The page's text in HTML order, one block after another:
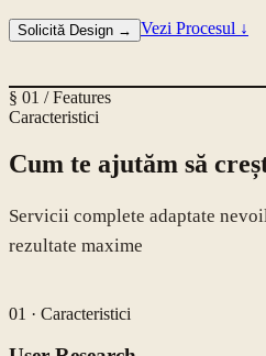
Solicită Design → Vezi Procesul ↓
§ 01 / Features
Caracteristici
Cum te ajutăm să
Servicii complete adaptate
rezultate maxime
01 · Caracteristici